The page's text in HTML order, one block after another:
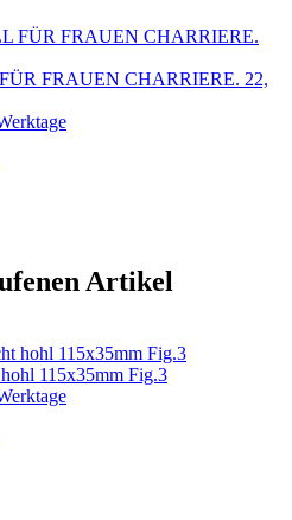
FRAUEN CHARRIERE. 22,
Artikel
115x35mm Fig.3